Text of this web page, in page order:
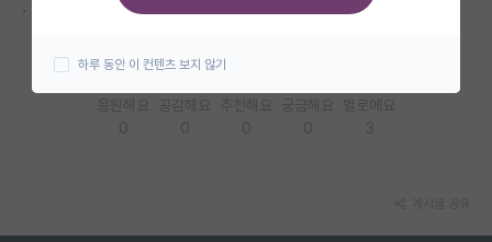
대학원 합격 후기 게시판
.
하루 동안 이 컨텐츠 보지 않기